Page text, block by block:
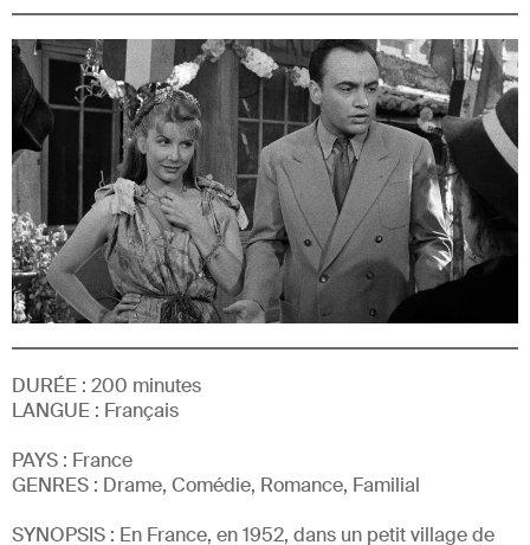
DURÉE : 200 minutes
LANGUE : Français
PAYS : France
GENRES : Drame, Comédie, Romance, Familial
SYNOPSIS : En France, en 1952, dans un petit village de